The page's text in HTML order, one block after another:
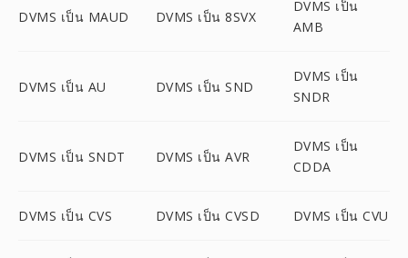
DVMS เป็น MAUD DVMS เป็น 8SVX
DVMS เป็น
AMB
DVMS เป็น AU DVMS เป็น SND
DVMS เป็น
SNDR
DVMS เป็น SNDT DVMS เป็น AVR
DVMS เป็น
CDDA
DVMS เป็น CVS DVMS เป็น CVSD DVMS เป็น CVU